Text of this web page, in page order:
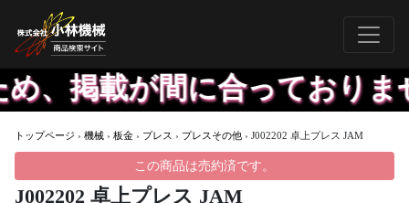
が間に合っておりませ
トップページ › 機械 › 板金 › プレス › プレスその他 › J002202 卓上プレス JAM
この商品は売約済です。
J002202 卓上プレス JAM